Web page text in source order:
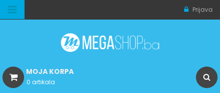
Prijava
MOJA KORPA
0 artikala